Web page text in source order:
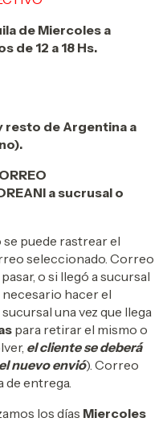
de Miercoles a
de 12 a 18 Hs.
resto de Argentina a
a sucrusal o
puede rastrear el
seleccionado. Correo
o si llegó a sucursal
hacer el
una vez que llega
para retirar el mismo o
el cliente se deberá
nuevo envió). Correo
de entrega.
los días Miercoles